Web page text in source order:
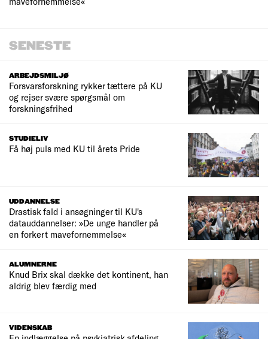
SENESTE
ARBEJDSMILJØ
Forsvarsforskning rykker tættere på KU
og rejser svære spørgsmål om
forskningsfrihed
STUDIELIV
Få høj puls med KU til årets Pride
UDDANNELSE
Drastisk fald i ansøgninger til KU's
datauddannelser: »De unge handler på
en forkert mavefornemmelse«
ALUMNERNE
Knud Brix skal dække det kontinent, han
aldrig blev færdig med
VIDENSKAB